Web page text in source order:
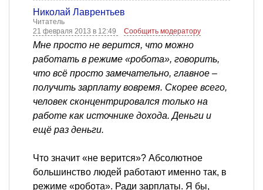
Николай Лаврентьев
Читатель
21 февраля 2013 в 12:49
Сообщить модератору
Мне просто не верится, что можно
работать в режиме «робота», говорить,
что всё просто замечательно, главное –
получить зарплату вовремя. Скорее всего,
человек сконцентрировался только на
работе как источнике дохода. Деньги и
ещё раз деньги.
Что значит «не верится»? Абсолютное
большинство людей работают именно так, в
режиме «робота». Ради зарплаты. Я бы,